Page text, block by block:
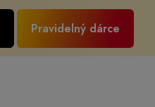
Pravidelný dárce